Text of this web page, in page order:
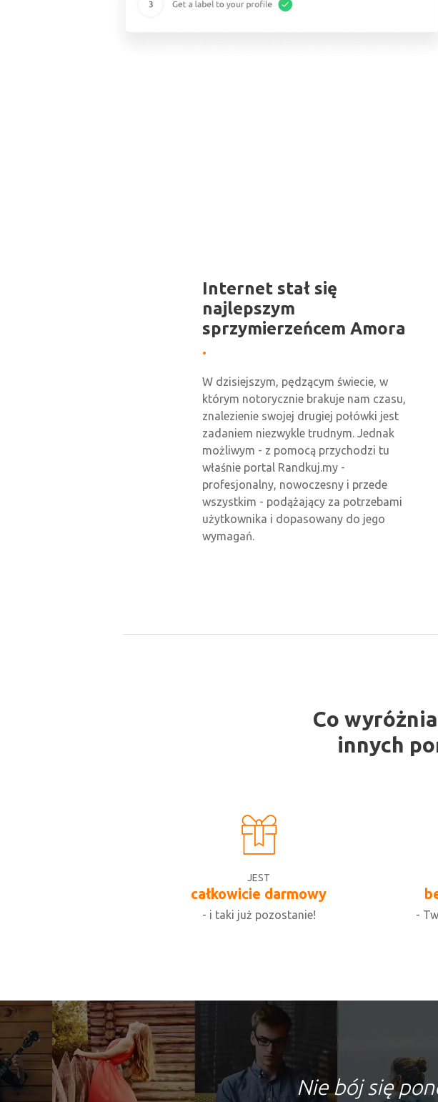
Internet stał się
najlepszym
sprzymierzeńcem Amora
W dzisiejszym, pędzącym świecie, w
którym notorycznie brakuje nam czasu,
znalezienie swojej drugiej połówki jest
zadaniem niezwykle trudnym. Jednak
możliwym - z pomocą przychodzi tu
właśnie portal Randkuj.my -
profesjonalny, nowoczesny i przede
wszystkim - podążający za potrzebami
użytkownika i dopasowany do jego
wymagań.
Co
innych
JEST
całkowicie darmowy
- i taki już pozostanie!
-
Nie bój się